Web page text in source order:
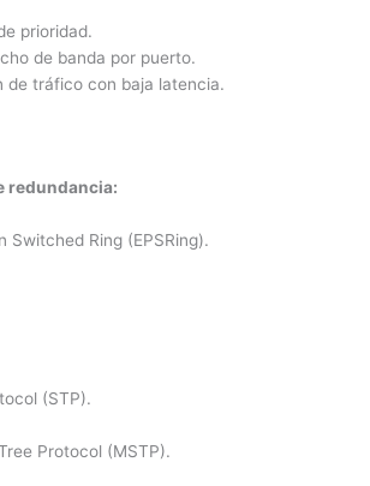
prioridad.
de banda por puerto.
de tráfico con baja latencia.
redundancia:
Switched Ring (EPSRing).
(STP).
Protocol (MSTP).